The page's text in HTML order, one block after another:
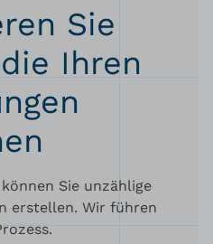
Sie
Ihren
Sie unzählige
erstellen. Wir führen